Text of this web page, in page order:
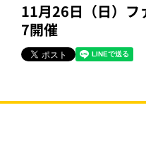
11月26日（日）フ
7開催